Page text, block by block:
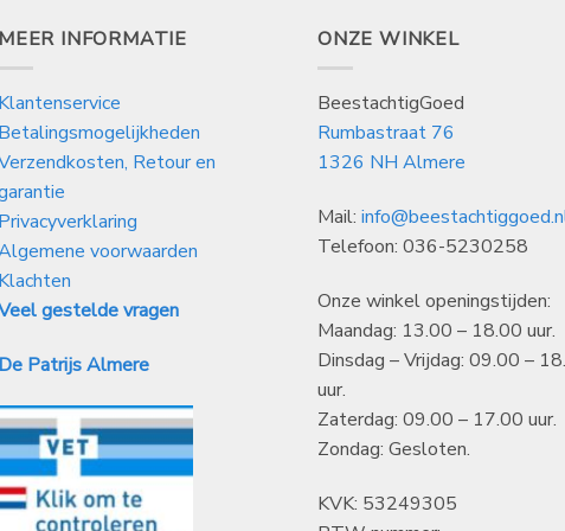
MEER INFORMATIE
Klantenservice
Betalingsmogelijkheden
Retour en
Privacyverklaring
voorwaarden
Klachten
gestelde vragen
De Patrijs Almere
ONZE WINKEL
BeestachtigGoed
Rumbastraat 76
1326 NH Almere
Mail:
Telefoon: 036-5230258
Onze winkel openingstijden:
Maandag: 13.00 – 18.00 uur.
Dinsdag – Vrijdag: 09.00 –
uur.
Zaterdag: 09.00 – 17.00 uur.
Zondag: Gesloten.
KVK: 53249305